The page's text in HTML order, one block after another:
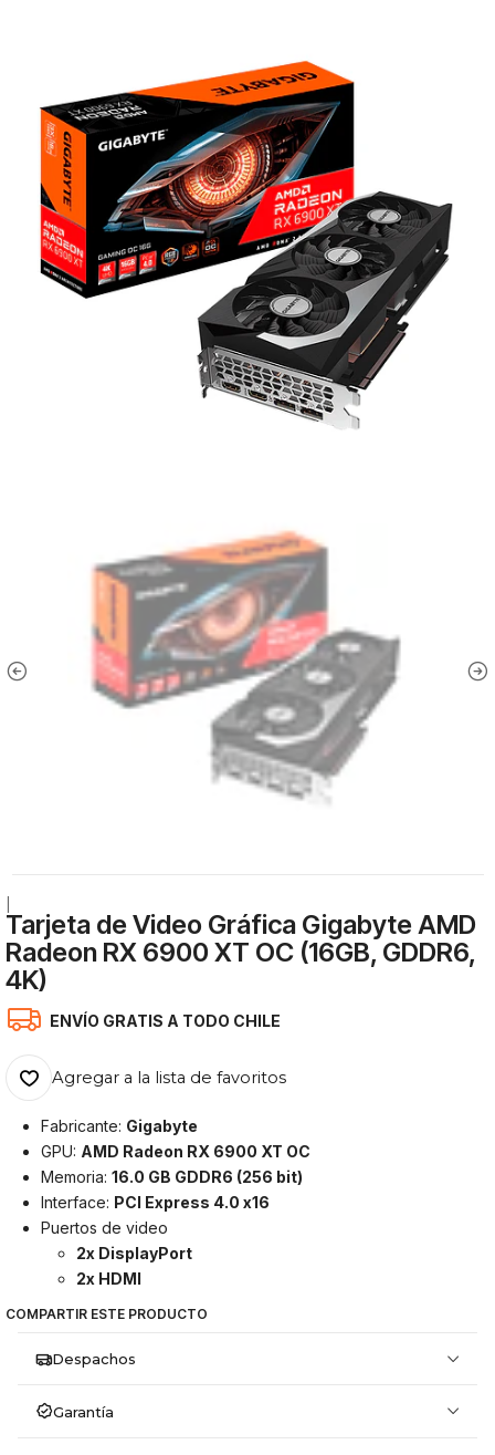
Tarjeta de Video Gráfica Gigabyte AMD
Radeon RX 6900 XT OC (16GB, GDDR6,
4K)
ENVÍO GRATIS A TODO CHILE
Agregar a la lista de favoritos
Fabricante: Gigabyte
GPU: AMD Radeon RX 6900 XT OC
Memoria:16.0 GB GDDR6 (256 bit)
Interface: PCI Express 4.0 x16
Puertos de video
2x DisplayPort
2x HDMI
COMPARTIR ESTE PRODUCTO
Despachos
Garantía